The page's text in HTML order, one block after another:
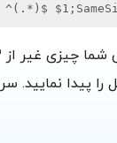
پیدا نمایید.